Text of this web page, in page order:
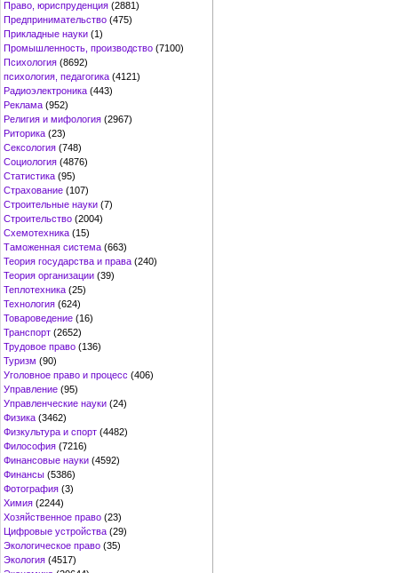
Право, юриспруденция (2881)
Предпринимательство (475)
Прикладные науки (1)
Промышленность, производство (7100)
Психология (8692)
психология, педагогика (4121)
Радиоэлектроника (443)
Реклама (952)
Религия и мифология (2967)
Риторика (23)
Сексология (748)
Социология (4876)
Статистика (95)
Страхование (107)
Строительные науки (7)
Строительство (2004)
Схемотехника (15)
Таможенная система (663)
Теория государства и права (240)
Теория организации (39)
Теплотехника (25)
Технология (624)
Товароведение (16)
Транспорт (2652)
Трудовое право (136)
Туризм (90)
Уголовное право и процесс (406)
Управление (95)
Управленческие науки (24)
Физика (3462)
Физкультура и спорт (4482)
Философия (7216)
Финансовые науки (4592)
Финансы (5386)
Фотография (3)
Химия (2244)
Хозяйственное право (23)
Цифровые устройства (29)
Экологическое право (35)
Экология (4517)